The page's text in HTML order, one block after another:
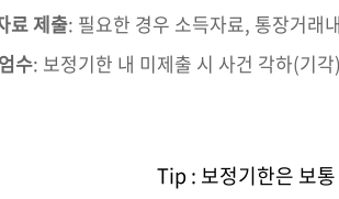
료 제출: 필요한 경우 소득자료, 통장거래
수: 보정기한 내 미제출 시 사건 각하(기
Tip : 보정기한은 보